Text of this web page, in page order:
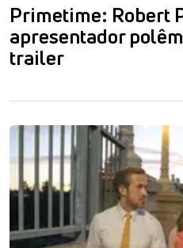
Primetime: Robert
apresentador
trailer